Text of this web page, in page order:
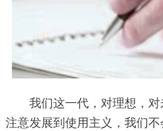
我们这一代，对理想，对
注意发展到使用主义，我们